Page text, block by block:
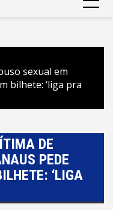
sexual em
bilhete: ‘liga pra
DE
PEDE
‘LIGA